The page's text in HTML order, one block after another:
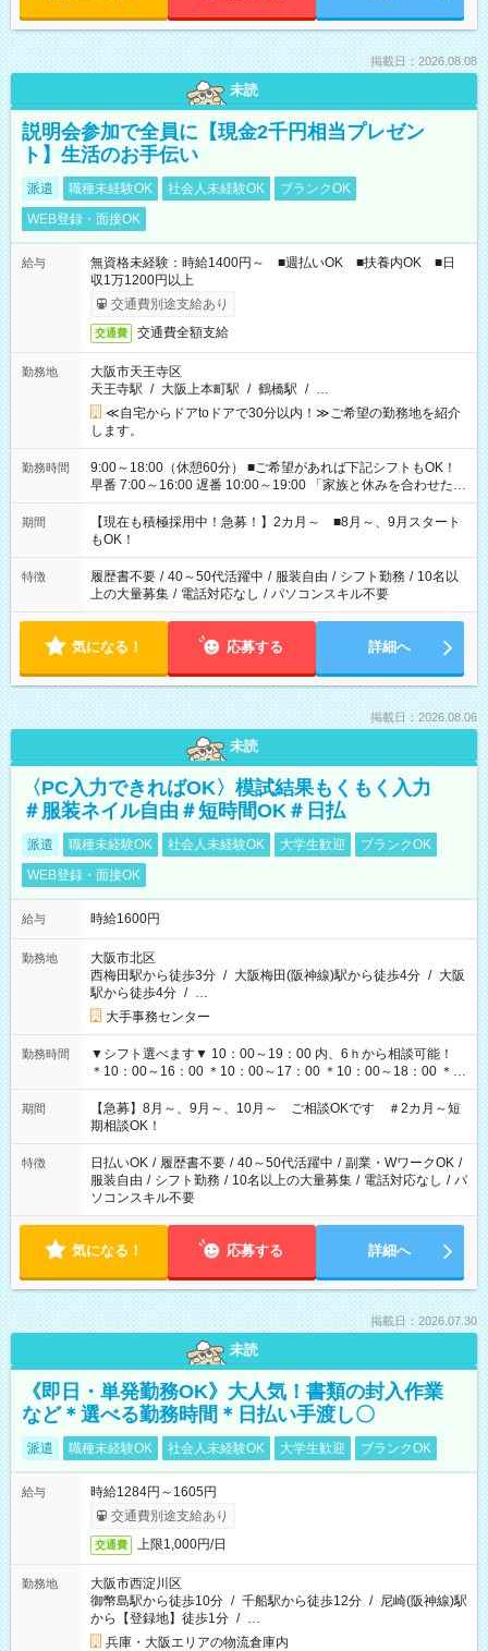
掲載日：2026.08.08
未読
説明会参加で全員に【現金2千円相当プレゼン
ト】生活のお手伝い
派遣 職種未経験OK 社会人未経験OK
ブランクOK
WEB登録・面接OK
給与
無資格未経験：時給1400円～ ■週払いOK ■扶養内OK ■日
収1万1200円以上
交通費別途支給あり
交通費 交通費全額支給
勤務地
大阪市天王寺区
天王寺駅 / 大阪上本町駅 / 鶴橋駅 / …
≪自宅からドアtoドアで30分以内！≫ご希望の勤務地を紹介
します。
勤務時間
9:00～18:00（休憩60分） ■ご希望があれば下記シフトもOK！
早番 7:00～16:00 遅番 10:00～19:00 「家族と休みを合わせた
い」 「余裕を持って夕飯の準備がしたい」 「できれば残業はし
たくない」 など、ご希望を教えてくださいね。 ※Wワーク希望
の方へ 今ご覧のお仕事で希望する勤務時間と、もう1つのお仕事
の勤務時間。 合計で週40時間を超える場合は応募できません。
期間
【現在も積極採用中！急募！】2カ月～ ■8月～、9月スタート
もOK！
特徴 履歴書不要 / 40～50代活躍中 / 服装自由 / シフト勤務 / 10名以
上の大量募集 / 電話対応なし / パソコンスキル不要
気になる！ 応募する 詳細へ
掲載日：2026.08.06
未読
〈PC入力できればOK〉模試結果もくもく入力
＃服装ネイル自由＃短時間OK＃日払
派遣 職種未経験OK 社会人未経験OK 大学生歓迎
ブランクOK
WEB登録・面接OK
給与 時給1600円
勤務地
大阪市北区
西梅田駅から徒歩3分 / 大阪梅田(阪神線)駅から徒歩4分 / 大阪
駅から徒歩4分 / …
大手事務センター
勤務時間
▼シフト選べます▼ 10：00～19：00 内、6ｈから相談可能！
＊10：00～16：00 ＊10：00～17：00 ＊10：00～18：00 ＊
11：00～19：00 ＊12：00～19：00 ＊13：00～19：00
期間
【急募】8月～、9月～、10月～ ご相談OKです ＃2カ月～短
期相談OK！
特徴 日払いOK / 履歴書不要 / 40～50代活躍中 / 副業・WワークOK /
服装自由 / シフト勤務 / 10名以上の大量募集 / 電話対応なし / パ
ソコンスキル不要
気になる！ 応募する 詳細へ
掲載日：2026.07.30
未読
《即日・単発勤務OK》大人気！書類の封入作業
など＊選べる勤務時間＊日払い手渡し〇
派遣 職種未経験OK 社会人未経験OK 大学生歓迎 ブランクOK
給与
時給1284円～1605円
交通費別途支給あり
交通費 上限1,000円/日
勤務地
大阪市西淀川区
御幣島駅から徒歩10分 / 千船駅から徒歩12分 / 尼崎(阪神線)駅
から【登録地】徒歩1分 / …
兵庫・大阪エリアの物流倉庫内